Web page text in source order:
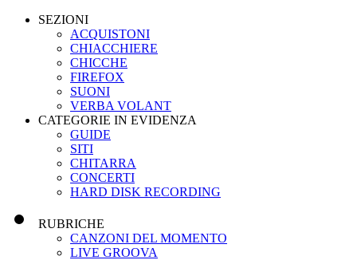
SEZIONI
ACQUISTONI
CHIACCHIERE
CHICCHE
FIREFOX
SUONI
VERBA VOLANT
CATEGORIE IN EVIDENZA
GUIDE
SITI
CHITARRA
CONCERTI
HARD DISK RECORDING
RUBRICHE
CANZONI DEL MOMENTO
LIVE GROOVA